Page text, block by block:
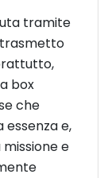
tramite
box
che
essenza e,
e